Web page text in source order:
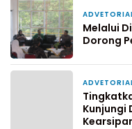
Melalui
Dorong
Kunjungi